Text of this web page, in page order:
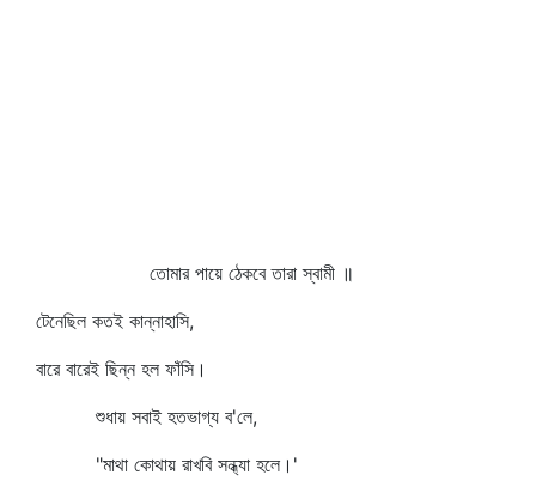
তোমার পায়ে ঠেকবে তারা স্বামী ॥
টেনেছিল কতই কান্নাহাসি,
বারে বারেই ছিন্ন হল ফাঁসি।
শুধায় সবাই হতভাগ্য ব'লে,
"মাথা কোথায় রাখবি সন্ধ্যা হলে।'